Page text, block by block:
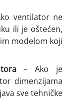
ventilator ne
ili je oštećen,
modelom koji
– Ako je
dimenzijama
sve tehničke